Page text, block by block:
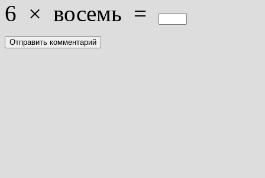
6 × восемь =